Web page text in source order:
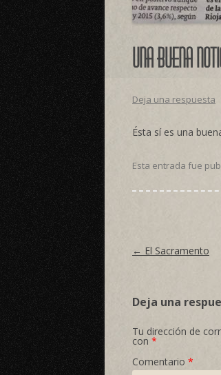
Una buena
Deja una respuesta
Ésta sí es una
Esta entrada fue
Navegación de
← El Sacramento
Deja una
Tu dirección de
con *
Comentario *